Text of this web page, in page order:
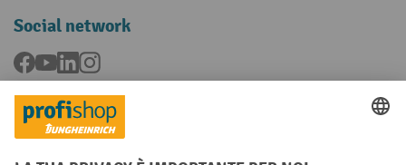
Social network
Facebook
YouTubeLinkedInInstagram
Condizioni Generali di Vendita